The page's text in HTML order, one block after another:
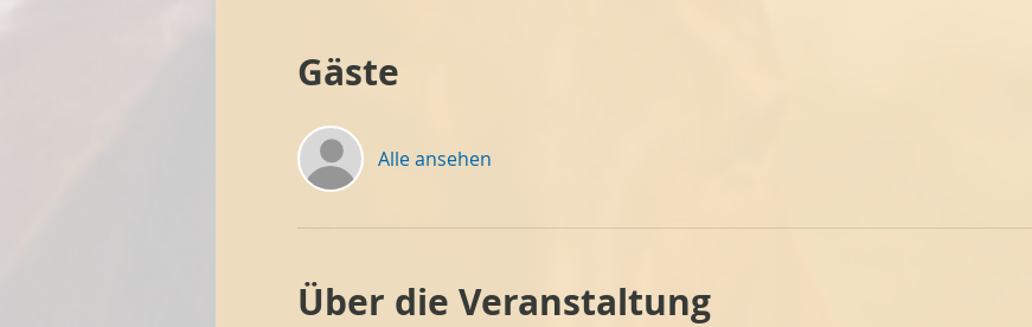
Gäste
Alle ansehen
Über die Veranstaltung